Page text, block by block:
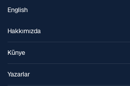
English
Hakkımızda
Künye
Yazarlar